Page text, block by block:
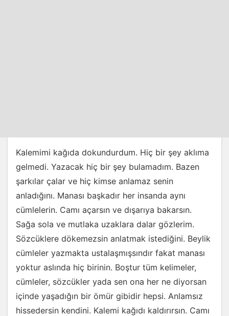
Kalemimi kağıda dokundurdum. Hiç bir şey aklıma
gelmedi. Yazacak hiç bir şey bulamadım. Bazen
şarkılar çalar ve hiç kimse anlamaz senin
anladığını. Manası başkadır her insanda aynı
cümlelerin. Camı açarsın ve dışarıya bakarsın.
Sağa sola ve mutlaka uzaklara dalar gözlerim.
Sözcüklere dökemezsin anlatmak istediğini. Beylik
cümleler yazmakta ustalaşmışsındır fakat manası
yoktur aslında hiç birinin. Boştur tüm kelimeler,
cümleler, sözcükler yada sen ona her ne diyorsan
içinde yaşadığın bir ömür gibidir hepsi. Anlamsız
hissedersin kendini. Kalemi kağıdı kaldırırsın. Camı